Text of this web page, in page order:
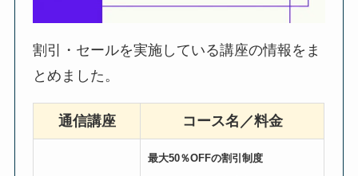
割引・セールを実施している講座の情報をま
とめました。
通信講座 コース名／料金
最大50％OFFの割引制度